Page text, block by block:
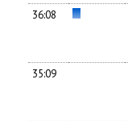
36:08
35:09